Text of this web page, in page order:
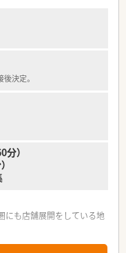
される仕組みです。
問看護事業を運営していま
る終身雇用を謳っていま
格・評価制度を定めてお
決定。
分）
にも店舗展開をしている地